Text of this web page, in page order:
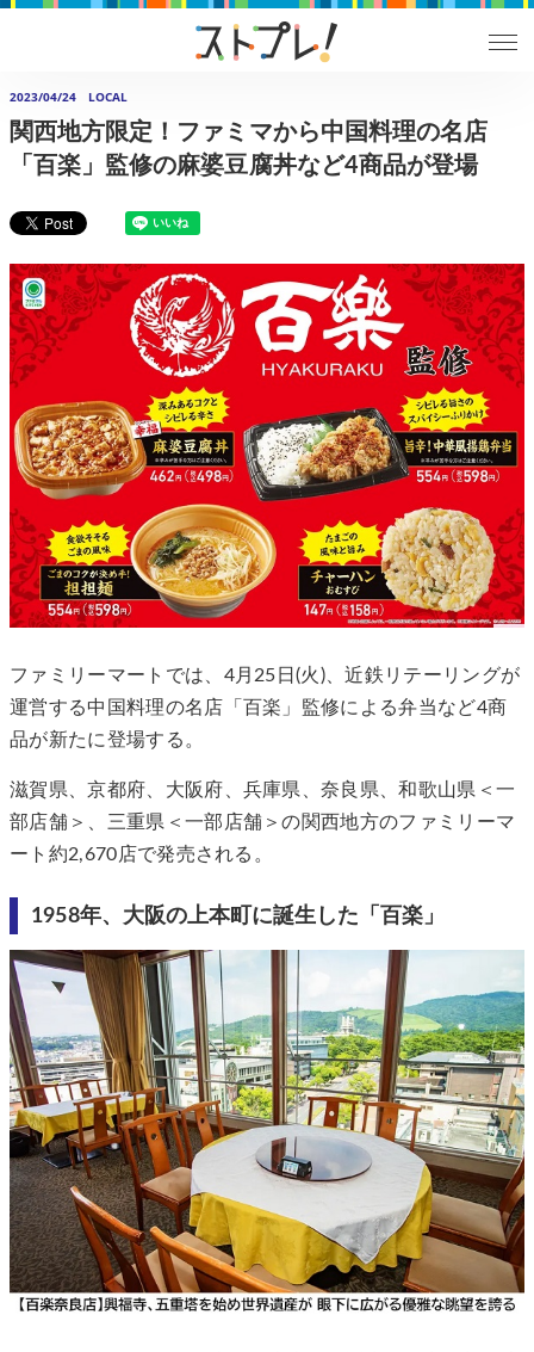
2023/04/24 LOCAL
関西地方限定！ファミマから中国料理の名店
「百楽」監修の麻婆豆腐丼など4商品が登場
ファミリーマートでは、4月25日(火)、近鉄リテーリングが
運営する中国料理の名店「百楽」監修による弁当など4商
品が新たに登場する。
滋賀県、京都府、大阪府、兵庫県、奈良県、和歌山県＜一
部店舗＞、三重県＜一部店舗＞の関西地方のファミリーマ
ート約2,670店で発売される。
1958年、大阪の上本町に誕生した「百楽」